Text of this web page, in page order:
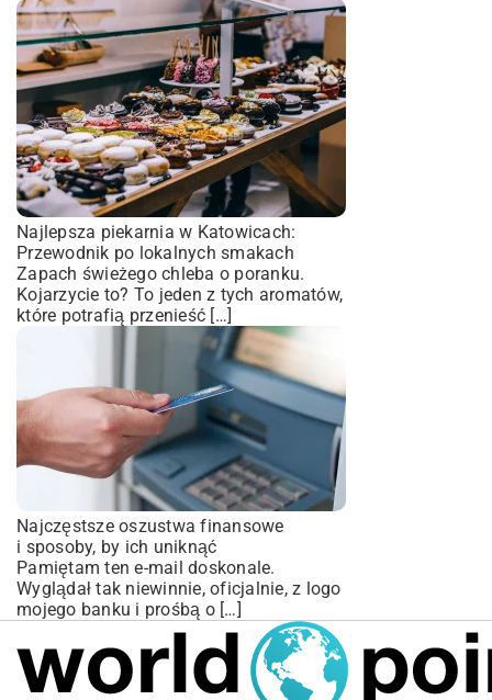
Najlepsza piekarnia w Katowicach:
Przewodnik po lokalnych smakach
Zapach świeżego chleba o poranku.
Kojarzycie to? To jeden z tych aromatów,
które potrafią przenieść […]
Najczęstsze oszustwa finansowe
i sposoby, by ich uniknąć
Pamiętam ten e-mail doskonale.
Wyglądał tak niewinnie, oficjalnie, z logo
mojego banku i prośbą o […]